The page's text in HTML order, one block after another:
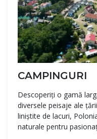
CAMPINGURI
Descoperiți o gamă
diversele peisaje ale
liniștite de lacuri,
naturale pentru